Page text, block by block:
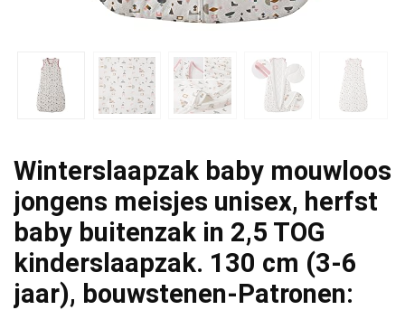
Winterslaapzak baby mouwloos
jongens meisjes unisex, herfst
baby buitenzak in 2,5 TOG
kinderslaapzak. 130 cm (3-6
jaar), bouwstenen​​-Patronen: